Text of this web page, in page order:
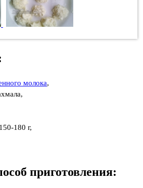
молока,
180 г,
приготовления: